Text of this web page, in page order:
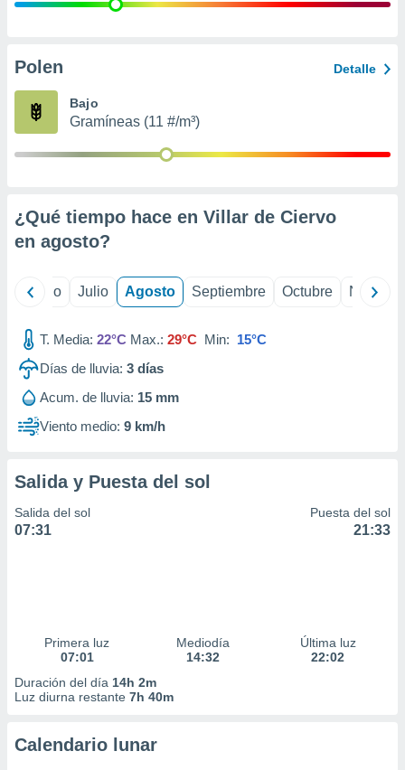
e
publicidad
Polen Detalle
Bajo
Gramíneas (11 #/m³)
¿Qué tiempo hace en Villar de Ciervo
en agosto?
Junio Julio Agosto Septiembre Octubre
T. Media: 22°C Max.: 29°C Min: 15°C
Días de lluvia: 3 días
Acum. de lluvia: 15 mm
Viento medio: 9 km/h
Salida y Puesta del sol
Salida del sol
07:31
Puesta del sol
21:33
Primera luz
07:01
Mediodía
14:32
Última luz
22:02
Duración del día 14h 2m
Luz diurna restante 7h 40m
Calendario lunar